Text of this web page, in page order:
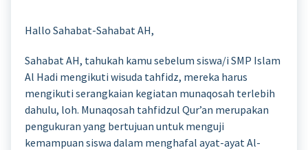
Hallo Sahabat-Sahabat AH,
Sahabat AH, tahukah kamu sebelum siswa/i SMP Islam
Al Hadi mengikuti wisuda tahfidz, mereka harus
mengikuti serangkaian kegiatan munaqosah terlebih
dahulu, loh. Munaqosah tahfidzul Qur’an merupakan
pengukuran yang bertujuan untuk menguji
kemampuan siswa dalam menghafal ayat-ayat Al-